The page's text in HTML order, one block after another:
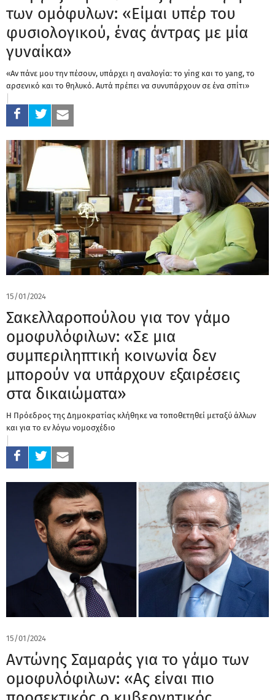
των ομόφυλων: «Είμαι υπέρ του
φυσιολογικού, ένας άντρας με μία
γυναίκα»
«Αν πάνε μου την πέσουν, υπάρχει η αναλογία: το ying και το yang, το
αρσενικό και το θηλυκό. Αυτά πρέπει να συνυπάρχουν σε ένα σπίτι»
15/01/2024
Σακελλαροπούλου για τον γάμο
ομοφυλόφιλων: «Σε μια
συμπεριληπτική κοινωνία δεν
μπορούν να υπάρχουν εξαιρέσεις
στα δικαιώματα»
Η Πρόεδρος της Δημοκρατίας κλήθηκε να τοποθετηθεί μεταξύ άλλων
και για το εν λόγω νομοσχέδιο
15/01/2024
Αντώνης Σαμαράς για το γάμο των
ομοφυλόφιλων: «Ας είναι πιο